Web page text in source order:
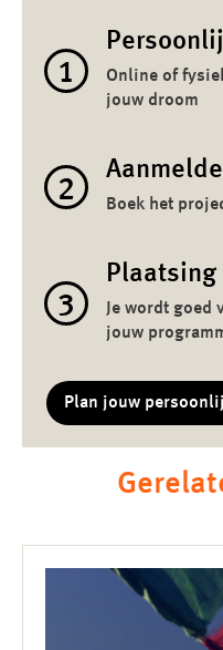
1
Online of
jouw droom
2 Boek het
3
Je wordt goed
jouw
Plan jouw